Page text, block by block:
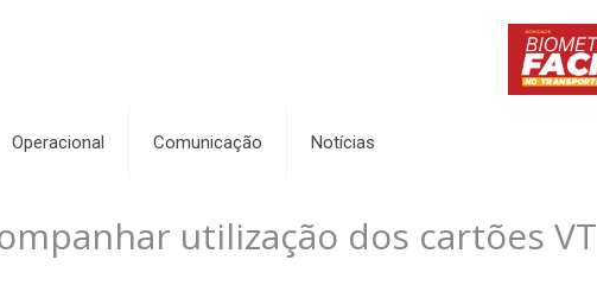
Operacional Comunicação Notícias
utilização dos cartões VT